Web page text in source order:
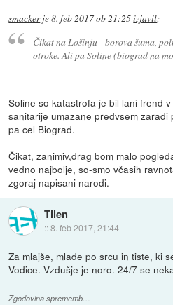
smackerje8. feb 2017 ob 21:25izjavil:
Čikat na Lošinju - borova šuma,
otroke. Ali pa Soline (biograd na
Soline so katastrofa je bil lani frend
sanitarije umazane predvsem zaradi
pa cel Biograd.
Čikat, zanimiv,drag bom malo
vedno najbolje, so-smo včasih
zgoraj napisani narodi.
Tilen
::8. feb 2017, 21:44
Za mlajše, mlade po srcu in tiste, ki
Vodice. Vzdušje je noro. 24/7 se
Zgodovina sprememb…